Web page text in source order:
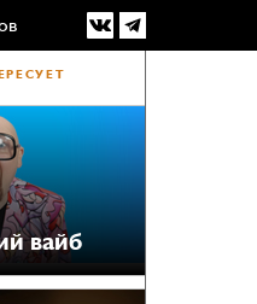
вайб